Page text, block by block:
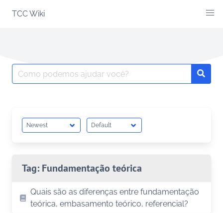
TCC Wiki
Search
for:
Tag: Fundamentação teórica
Quais são as diferenças entre fundamentação
teórica, embasamento teórico, referencial?